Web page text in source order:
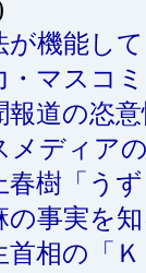
が機能し
・マスコ
報道の恣
メディア
春樹「う
の事実を
首相の「